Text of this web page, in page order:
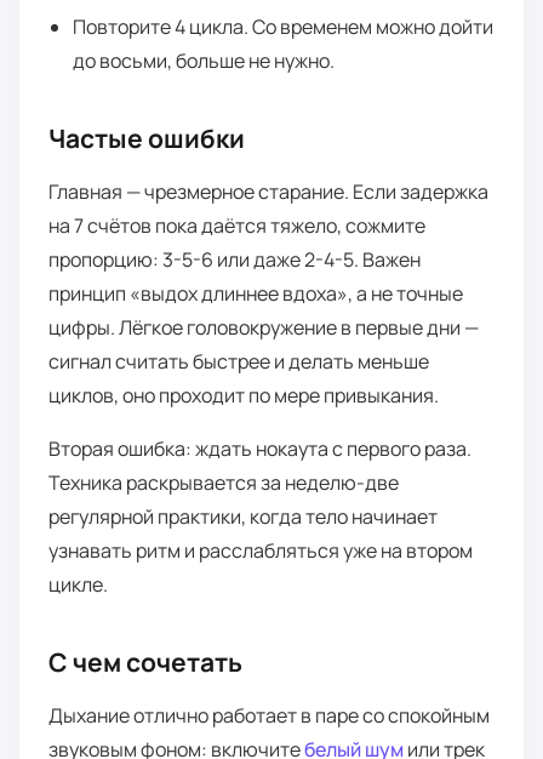
Повторите 4 цикла. Со временем можно дойти
до восьми, больше не нужно.
Частые ошибки
Главная — чрезмерное старание. Если задержка
на 7 счётов пока даётся тяжело, сожмите
пропорцию: 3-5-6 или даже 2-4-5. Важен
принцип «выдох длиннее вдоха», а не точные
цифры. Лёгкое головокружение в первые дни —
сигнал считать быстрее и делать меньше
циклов, оно проходит по мере привыкания.
Вторая ошибка: ждать нокаута с первого раза.
Техника раскрывается за неделю-две
регулярной практики, когда тело начинает
узнавать ритм и расслабляться уже на втором
цикле.
С чем сочетать
Дыхание отлично работает в паре со спокойным
звуковым фоном: включитебелый шум или трек